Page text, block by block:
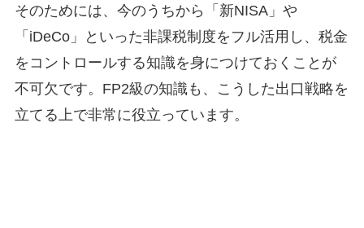
そのためには、今のうちから「新NISA」や
「iDeCo」といった非課税制度をフル活用し、税金
をコントロールする知識を身につけておくことが
不可欠です。FP2級の知識も、こうした出口戦略を
立てる上で非常に役立っています。